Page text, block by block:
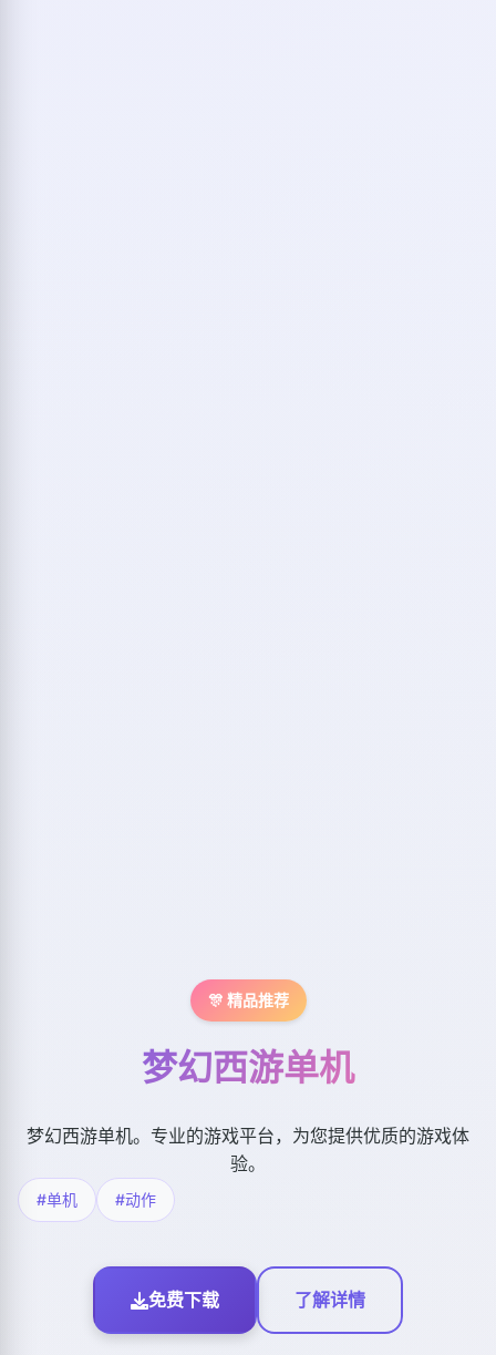
🎊 精品推荐
梦幻西游单机
梦幻西游单机。专业的游戏平台，为您提供优质的游戏体
验。
#单机 #动作
免费下载 了解详情